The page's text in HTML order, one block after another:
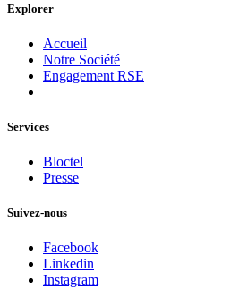
Explorer
Accueil
Notre Société
Engagement RSE
Services
Bloctel
Presse
Suivez-nous
Facebook
Linkedin
Instagram